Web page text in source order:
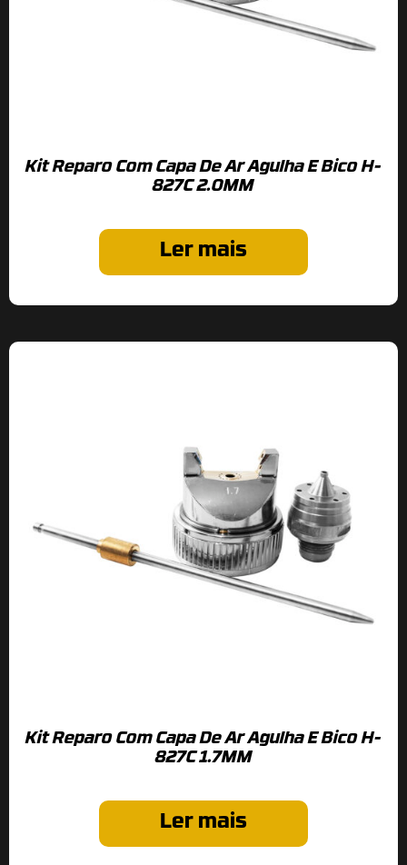
Kit Reparo Com Capa De Ar Agulha E Bico H-
827C 2.0MM
Ler mais
Kit Reparo Com Capa De Ar Agulha E Bico H-
827C 1.7MM
Ler mais